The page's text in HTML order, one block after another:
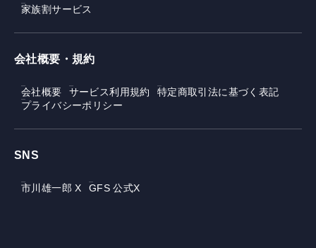
家族割サービス
会社概要・規約
会社概要 サービス利用規約
特定商取引法に基づく表記
プライバシーポリシー
SNS
市川雄一郎 X GFS 公式X